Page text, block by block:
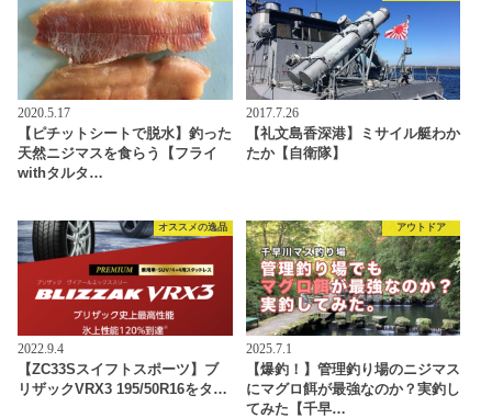
2020.5.17
【ピチットシートで脱水】釣った
天然ニジマスを食らう【フライ
withタルタ…
2017.7.26
【礼文島香深港】ミサイル艇わか
たか【自衛隊】
オススメの逸品
2022.9.4
【ZC33Sスイフトスポーツ】ブ
リザックVRX3 195/50R16をタ…
アウトドア
2025.7.1
【爆釣！】管理釣り場のニジマス
にマグロ餌が最強なのか？実釣し
てみた【千早…